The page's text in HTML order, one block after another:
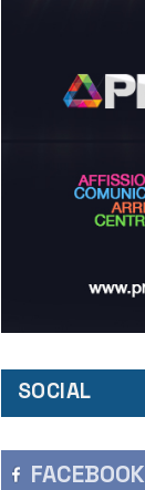
SOCIAL
FACEBOOK